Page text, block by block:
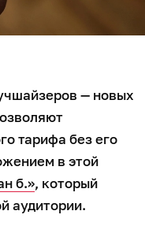
— новых
тарифа без его
в этой
б.», который
аудитории.